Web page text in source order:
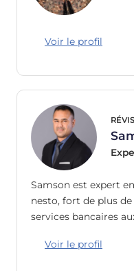
Voir le profil
Samson est expert
nesto, fort de plus de
services bancaires
Voir le profil